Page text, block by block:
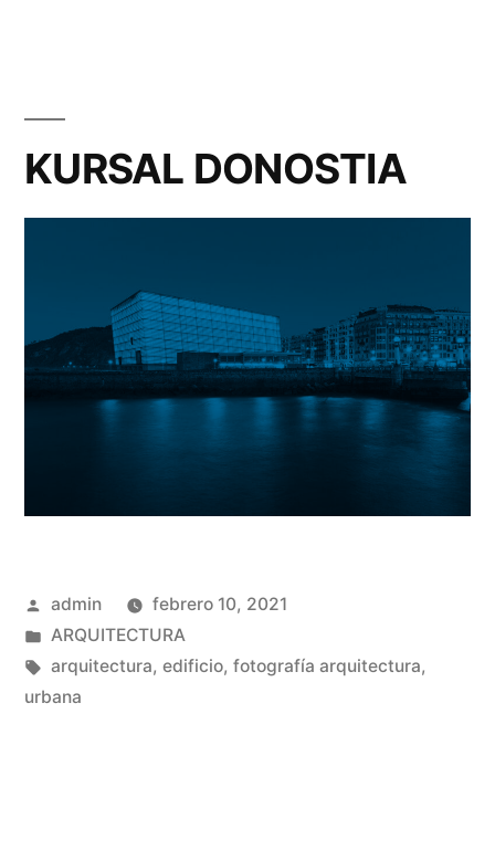
KURSAL DONOSTIA
Publicado
por
admin
febrero 10, 2021
Publicado
en
ARQUITECTURA
Etiquetas:
arquitectura, edificio, fotografía arquitectura,
urbana